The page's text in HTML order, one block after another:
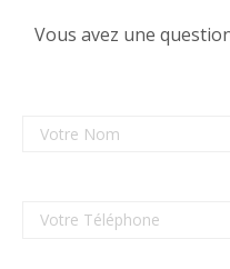
Vous avez une